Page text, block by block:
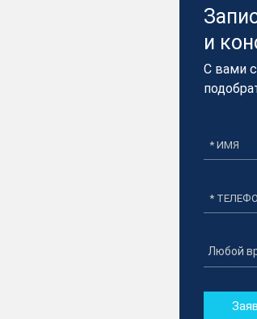
и
С вами